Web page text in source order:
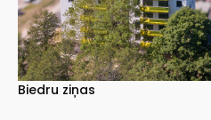
Biedru ziņas